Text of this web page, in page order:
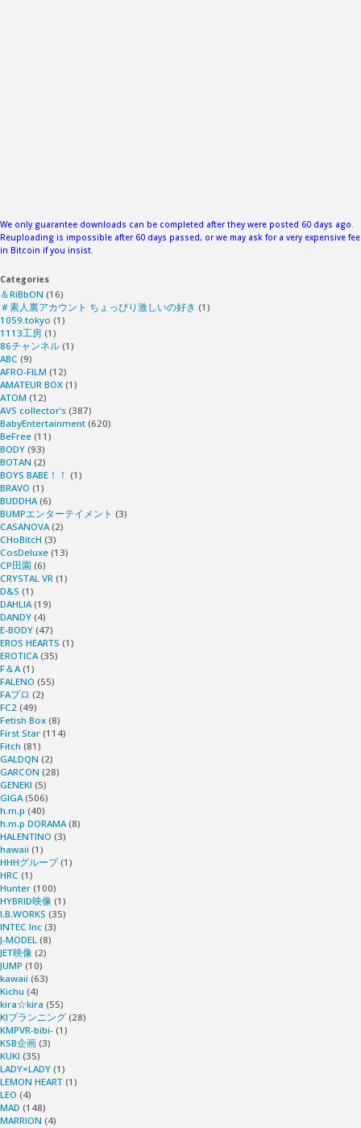
We only guarantee downloads can be completed after they were posted 60 days ago.
Reuploading is impossible after 60 days passed, or we may ask for a very expensive fee
in Bitcoin if you insist.
Categories
＆RiBbON (16)
＃素人裏アカウント ちょっぴり激しいの好き (1)
1059.tokyo (1)
1113工房 (1)
86チャンネル (1)
ABC (9)
AFRO-FILM (12)
AMATEUR BOX (1)
ATOM (12)
AVS collector’s (387)
BabyEntertainment (620)
BeFree (11)
BODY (93)
BOTAN (2)
BOYS BABE！！ (1)
BRAVO (1)
BUDDHA(6)
BUMPエンターテイメント (3)
CASANOVA(2)
CHoBitcH (3)
CosDeluxe (13)
CP田園 (6)
CRYSTAL VR (1)
D&S (1)
DAHLIA(19)
DANDY (4)
E-BODY (47)
EROS HEARTS (1)
EROTICA(35)
F＆A(1)
FALENO (55)
FAプロ (2)
FC2 (49)
Fetish Box (8)
First Star (114)
Fitch (81)
GALDQN (2)
GARCON (28)
GENEKI (5)
GIGA(506)
h.m.p (40)
h.m.p DORAMA(8)
HALENTINO (3)
hawaii (1)
HHHグループ(1)
HRC (1)
Hunter (100)
HYBRID映像 (1)
I.B.WORKS (35)
INTEC Inc (3)
J-MODEL (8)
JET映像 (2)
JUMP (10)
kawaii (63)
Kichu (4)
kira☆kira (55)
KIプランニング (28)
KMPVR-bibi- (1)
KSB企画 (3)
KUKI (35)
LADY×LADY (1)
LEMON HEART (1)
LEO (4)
MAD (148)
MARRION (4)